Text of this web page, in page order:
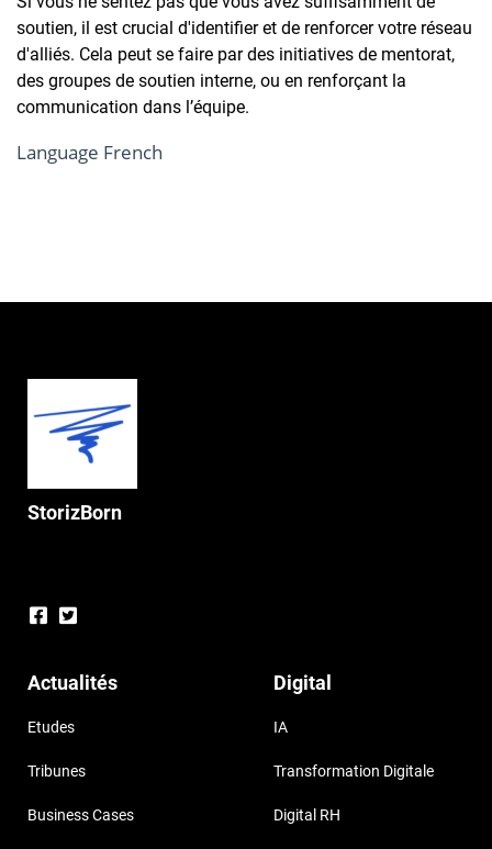
soutien, il est crucial d'identifier et de renforcer votre réseau
d'alliés. Cela peut se faire par des initiatives de mentorat,
des groupes de soutien interne, ou en renforçant la
communication dans l’équipe.
Language French
StorizBorn
Actualités
Etudes
Tribunes
Business Cases
Digital
IA
Transformation Digitale
Digital RH